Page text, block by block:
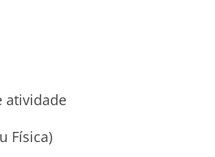
atividade
Física)